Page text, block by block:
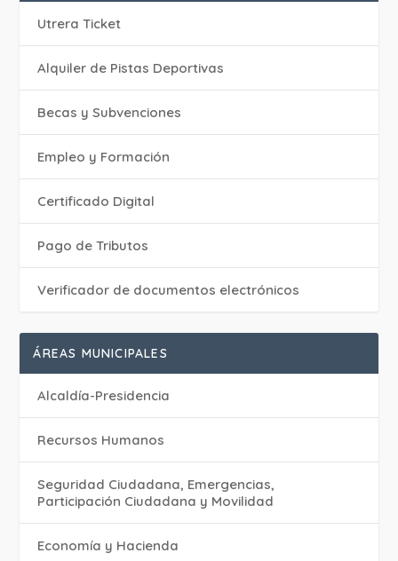
Utrera Ticket
Alquiler de Pistas Deportivas
Becas y Subvenciones
Empleo y Formación
Certificado Digital
Pago de Tributos
Verificador de documentos electrónicos
ÁREAS MUNICIPALES
Alcaldía-Presidencia
Recursos Humanos
Seguridad Ciudadana, Emergencias,
Participación Ciudadana y Movilidad
Economía y Hacienda